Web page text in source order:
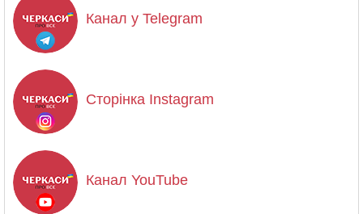
Канал у Telegram
Сторінка Instagram
Канал YouTube